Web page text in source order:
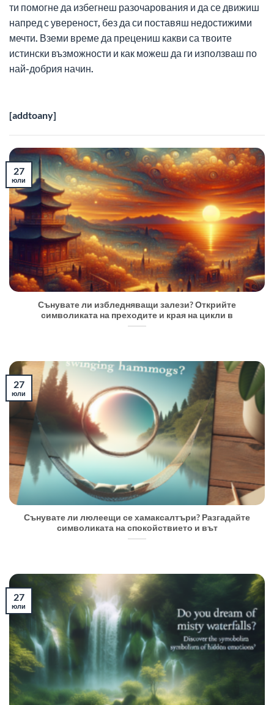
ти помогне да избегнеш разочарования и да се движиш
напред с увереност, без да си поставяш недостижими
мечти. Вземи време да прецениш какви са твоите
истински възможности и как можеш да ги използваш по
най-добрия начин.
[addtoany]
Сънувате ли избледняващи залези? Открийте
символиката на преходите и края на цикли в
27
юли
Сънувате ли люлеещи се хамаксалтъри? Разгадайте
символиката на спокойствието и вът
27
юли
27
юли